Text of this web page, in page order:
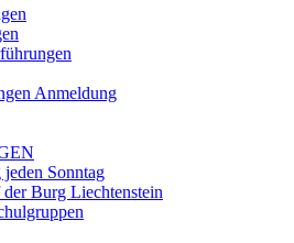
Anmeldung
Sonntag
Burg Liechtenstein